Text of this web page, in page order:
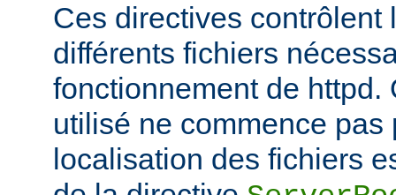
Ces directives contrôlent
différents fichiers
fonctionnement de httpd.
utilisé ne commence pas
localisation des fichiers